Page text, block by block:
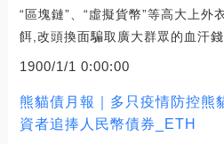
“區塊鏈”、“虛擬貨幣”等高大上外
餌,改頭換面騙取廣大群眾的血汗錢.
1900/1/1 0:00:00
熊貓債月報｜多只疫情防控熊
資者追捧人民幣債券_ETH